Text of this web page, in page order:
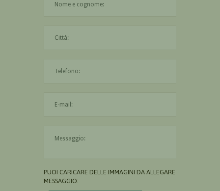
PUOI CARICARE DELLE IMMAGINI DA ALLEGARE AL
MESSAGGIO: